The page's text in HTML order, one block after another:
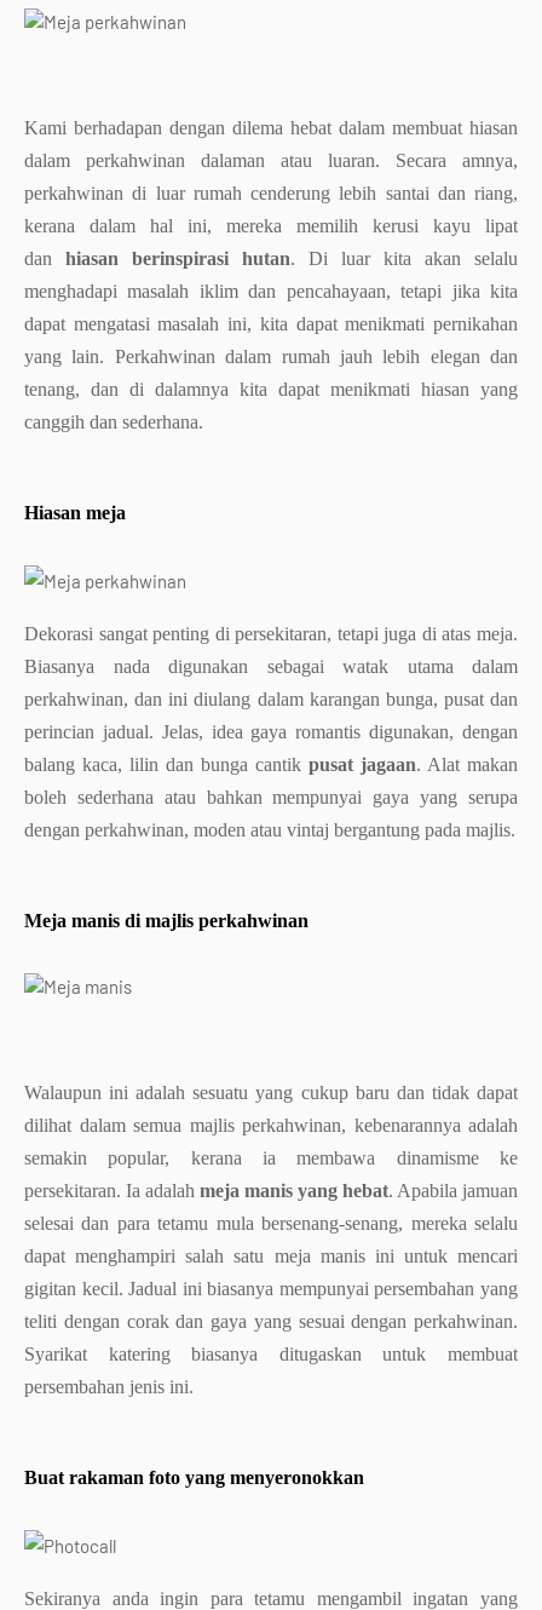
Kami berhadapan dengan dilema hebat dalam membuat hiasan
dalam perkahwinan dalaman atau luaran. Secara amnya,
perkahwinan di luar rumah cenderung lebih santai dan riang,
kerana dalam hal ini, mereka memilih kerusi kayu lipat
dan hiasan berinspirasi hutan. Di luar kita akan selalu
menghadapi masalah iklim dan pencahayaan, tetapi jika kita
dapat mengatasi masalah ini, kita dapat menikmati pernikahan
yang lain. Perkahwinan dalam rumah jauh lebih elegan dan
tenang, dan di dalamnya kita dapat menikmati hiasan yang
canggih dan sederhana.
Hiasan meja
Dekorasi sangat penting di persekitaran, tetapi juga di atas meja.
Biasanya nada digunakan sebagai watak utama dalam
perkahwinan, dan ini diulang dalam karangan bunga, pusat dan
perincian jadual. Jelas, idea gaya romantis digunakan, dengan
balang kaca, lilin dan bunga cantik pusat jagaan. Alat makan
boleh sederhana atau bahkan mempunyai gaya yang serupa
dengan perkahwinan, moden atau vintaj bergantung pada majlis.
Meja manis di majlis perkahwinan
Walaupun ini adalah sesuatu yang cukup baru dan tidak dapat
dilihat dalam semua majlis perkahwinan, kebenarannya adalah
semakin popular, kerana ia membawa dinamisme ke
persekitaran. Ia adalah meja manis yang hebat. Apabila jamuan
selesai dan para tetamu mula bersenang-senang, mereka selalu
dapat menghampiri salah satu meja manis ini untuk mencari
gigitan kecil. Jadual ini biasanya mempunyai persembahan yang
teliti dengan corak dan gaya yang sesuai dengan perkahwinan.
Syarikat katering biasanya ditugaskan untuk membuat
persembahan jenis ini.
Buat rakaman foto yang menyeronokkan
Sekiranya anda ingin para tetamu mengambil ingatan yang